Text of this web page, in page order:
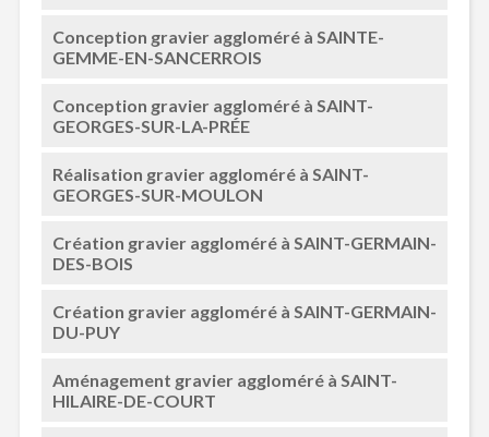
Conception gravier aggloméré à SAINTE-
GEMME-EN-SANCERROIS
Conception gravier aggloméré à SAINT-
GEORGES-SUR-LA-PRÉE
Réalisation gravier aggloméré à SAINT-
GEORGES-SUR-MOULON
Création gravier aggloméré à SAINT-GERMAIN-
DES-BOIS
Création gravier aggloméré à SAINT-GERMAIN-
DU-PUY
Aménagement gravier aggloméré à SAINT-
HILAIRE-DE-COURT